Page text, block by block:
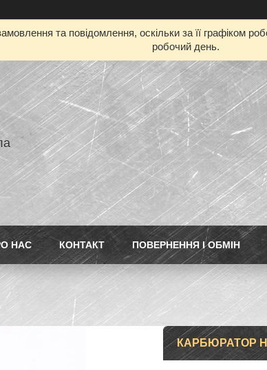
та повідомлення, оскільки за її графіком
робочий день.
НАС КОНТАКТ ПОВЕРНЕННЯ І ОБМІН
КАРБЮРАТОР